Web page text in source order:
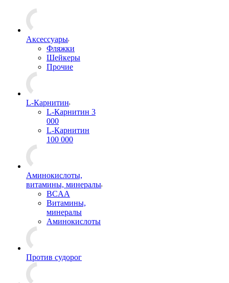
Аксессуары
Фляжки
Шейкеры
Прочие
L-Карнитин
L-Карнитин 3
000
L-Карнитин
100 000
Аминокислоты,
витамины, минералы
BCAA
Витамины,
минералы
Аминокислоты
Против судорог